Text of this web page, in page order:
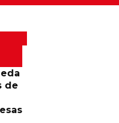
de